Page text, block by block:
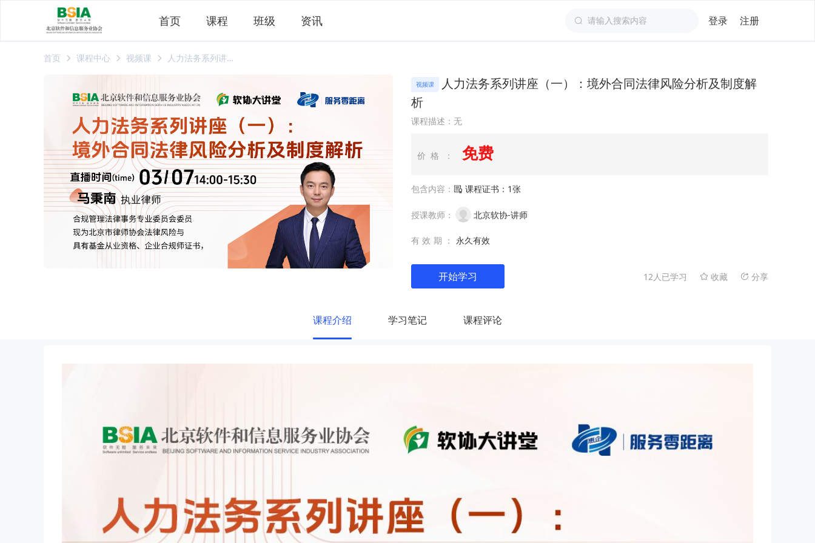
首页 课程 班级 资讯 登录 注册
首页 课程中心 视频课 人力法务系列讲座（一）：境外合同法律风险分析及制度解析
视频课
人力法务系列讲座（一）：境外合同法律风险分析及制度解
析
课程描述：无
价格： 免费
包含内容： 课程证书：1张
授课教师： 北京软协-讲师
有效期： 永久有效
开始学习 12人已学习 收藏 分享
课程介绍 学习笔记 课程评论